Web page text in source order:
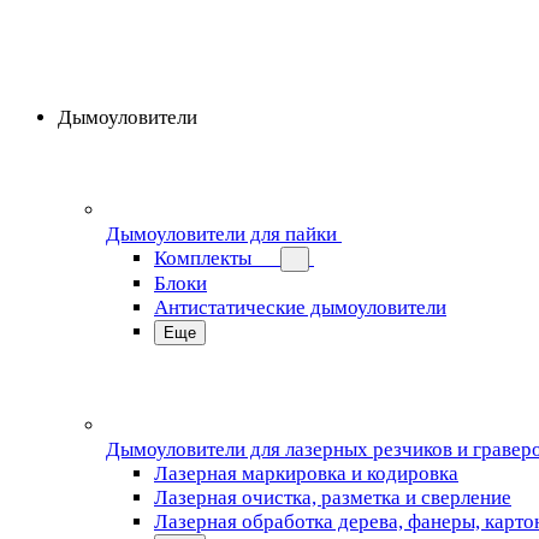
Дымоуловители
Дымоуловители для пайки
Комплекты
Блоки
Антистатические дымоуловители
Еще
Дымоуловители для лазерных резчиков и
Лазерная маркировка и кодировка
Лазерная очистка, разметка и сверление
Лазерная обработка дерева, фанеры,